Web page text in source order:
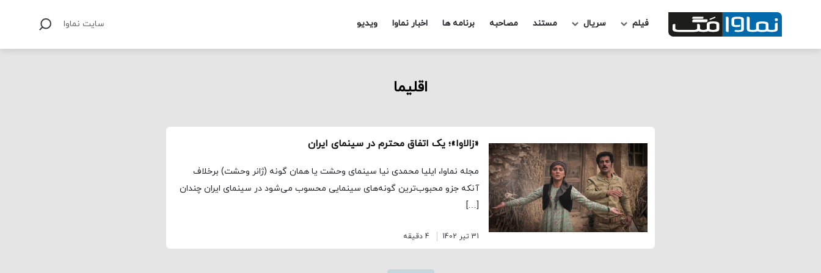
فیلم سریال مستند مصاحبه برنامه ها اخبار نماوا ویدیو سایت نماوا
اقلیما
«زالاوا»؛ یک اتفاق محترم در سینمای ایران
مجله نماوا، ایلیا محمدی نیا سینمای وحشت یا همان گونه (ژانر وحشت) برخلاف
آنکه جزو محبوب‌ترین گونه‌های سینمایی محسوب می‌شود در سینمای ایران چندان
[…]
31 تیر 1402 4 دقیقه